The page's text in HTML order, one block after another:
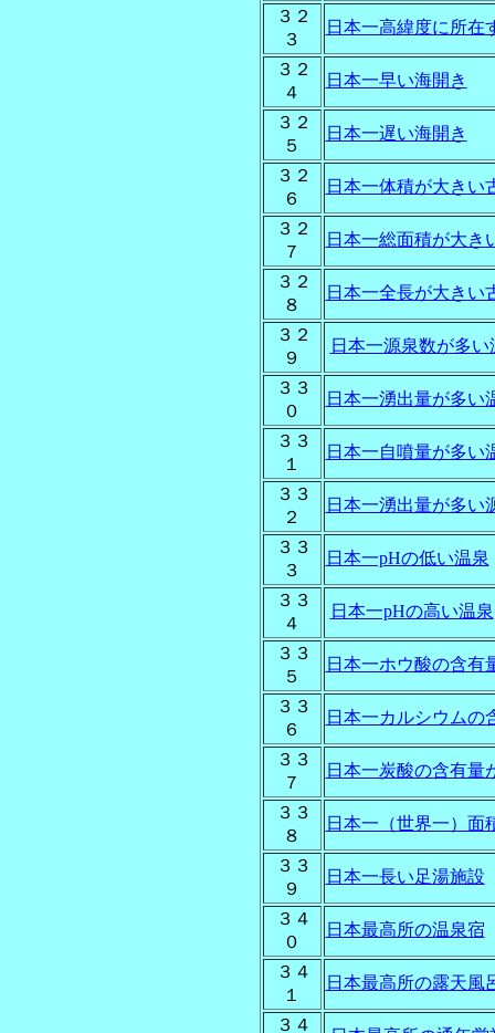
３２
３
日本一高緯度に所在
３２
４
日本一早い海開き
３２
５
日本一遅い海開き
３２
６
日本一体積が大きい
３２
７
日本一総面積が大き
３２
８
日本一全長が大きい
３２
９
日本一源泉数が多い
３３
０
日本一湧出量が多い
３３
１
日本一自噴量が多い
３３
２
日本一湧出量が多い
３３
３
日本一pHの低い温泉
３３
４
日本一pHの高い温泉
３３
５
日本一ホウ酸の含有
３３
６
日本一カルシウムの
３３
７
日本一炭酸の含有量
３３
８
日本一（世界一）面
３３
９
日本一長い足湯施設
３４
０
日本最高所の温泉宿
３４
１
日本最高所の露天風
３４